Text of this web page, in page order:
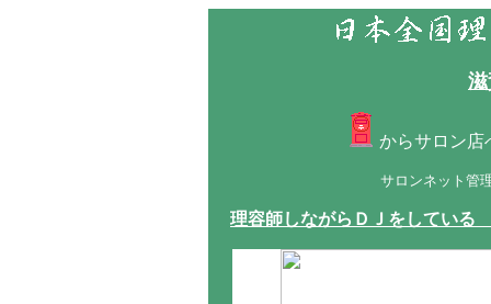
からサロン店
サロンネット管
理容師しながらＤＪをしている